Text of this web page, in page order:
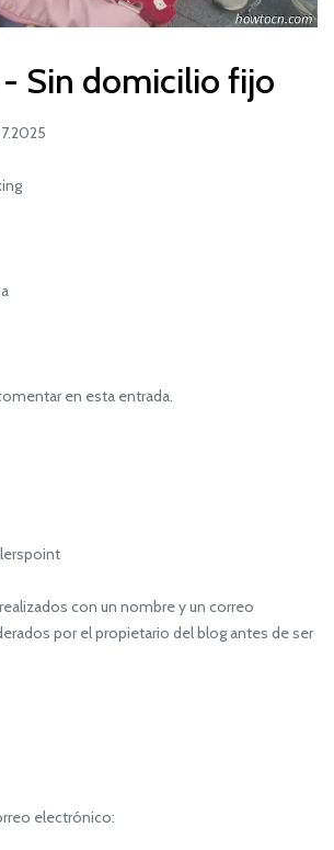
Sin domicilio fijo
en esta entrada.
con un nombre y un correo
por el propietario del blog antes de ser
electrónico: